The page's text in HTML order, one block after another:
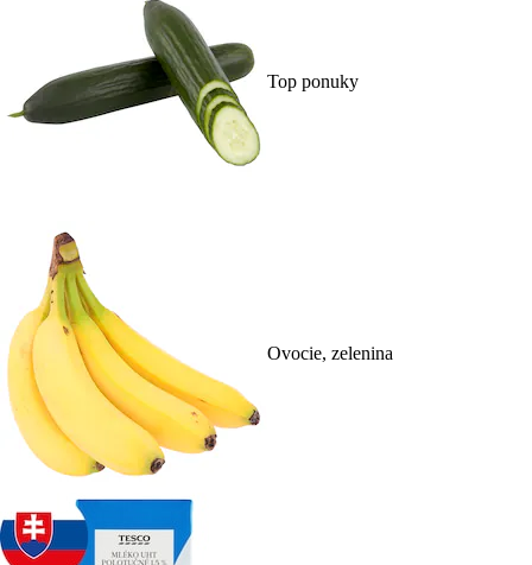
Top ponuky
Ovocie, zelenina